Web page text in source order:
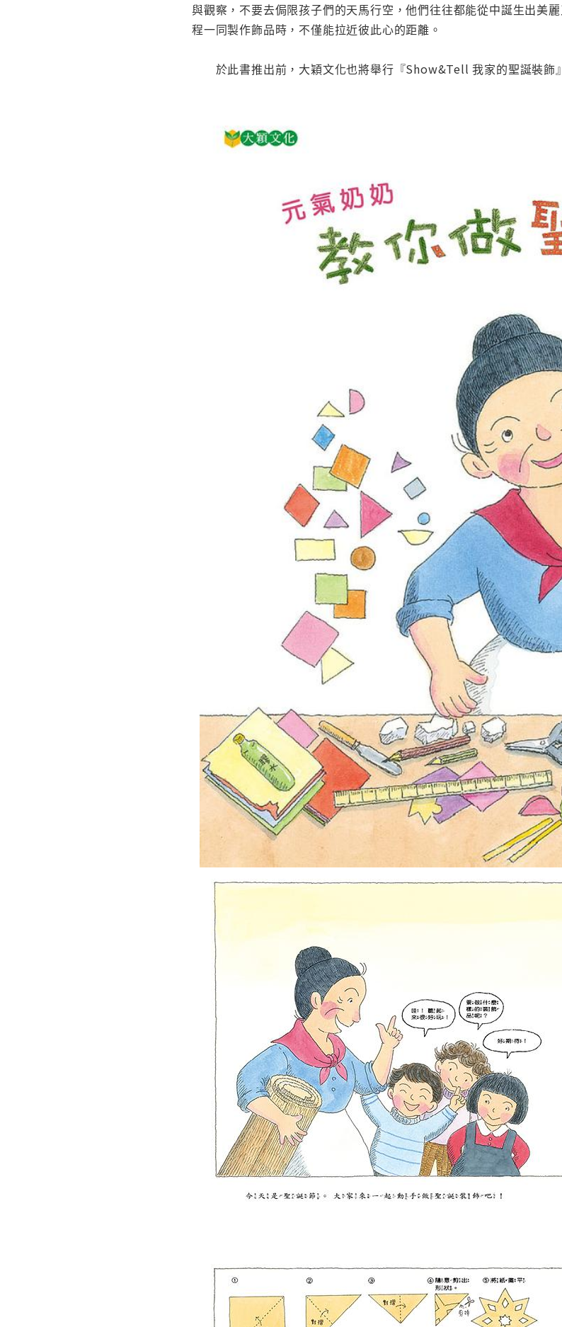
與觀察，不要去侷限孩子們的天馬行空，他們往往都能從中誕生出美
程一同製作飾品時，不僅能拉近彼此心的距離。
於此書推出前，大穎文化也將舉行『Show&Tell 我家的聖誕裝飾